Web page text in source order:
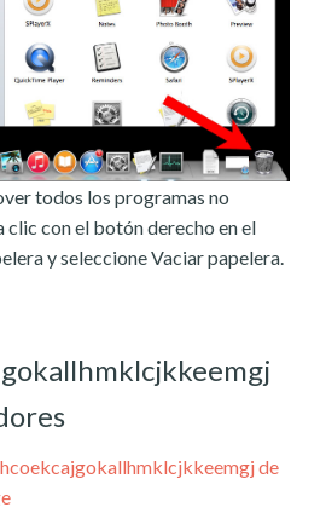
todos los programas no
clic con el botón derecho en el
y seleccione Vaciar papelera.
de